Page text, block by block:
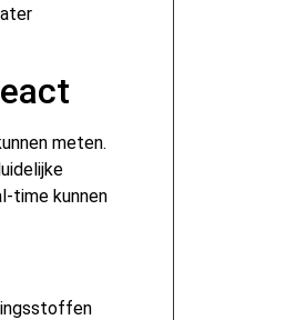
meten.
time kunnen